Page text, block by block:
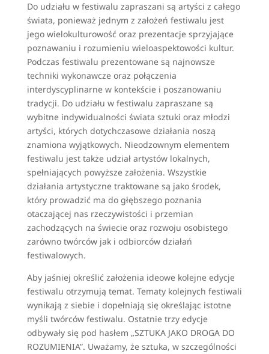
Do udziału w festiwalu zapraszani są artyści z całego
świata, ponieważ jednym z założeń festiwalu jest
jego wielokulturowość oraz prezentacje sprzyjające
poznawaniu i rozumieniu wieloaspektowości kultur.
Podczas festiwalu prezentowane są najnowsze
techniki wykonawcze oraz połączenia
interdyscyplinarne w kontekście i poszanowaniu
tradycji. Do udziału w festiwalu zapraszane są
wybitne indywidualności świata sztuki oraz młodzi
artyści, których dotychczasowe działania noszą
znamiona wyjątkowych. Nieodzownym elementem
festiwalu jest także udział artystów lokalnych,
spełniających powyższe założenia. Wszystkie
działania artystyczne traktowane są jako środek,
który prowadzić ma do głębszego poznania
otaczającej nas rzeczywistości i przemian
zachodzących na świecie oraz rozwoju osobistego
zarówno twórców jak i odbiorców działań
festiwalowych.
Aby jaśniej określić założenia ideowe kolejne edycje
festiwalu otrzymują temat. Tematy kolejnych festiwali
wynikają z siebie i dopełniają się określając istotne
myśli twórców festiwalu. Ostatnie trzy edycje
odbywały się pod hasłem „SZTUKA JAKO DROGA DO
ROZUMIENIA”. Uważamy, że sztuka, w szczególności